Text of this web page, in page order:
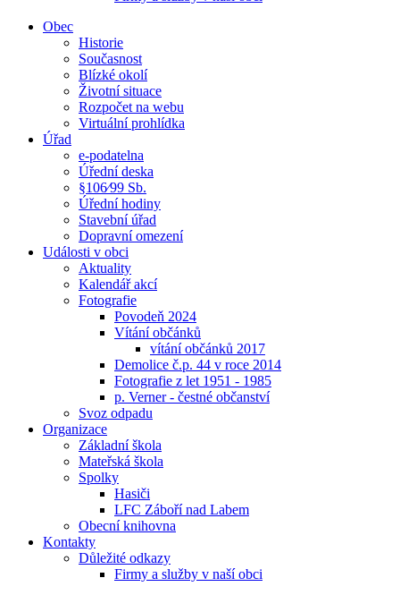
Obec
Historie
Současnost
Blízké okolí
Životní situace
Rozpočet na webu
Virtuální prohlídka
Úřad
e-podatelna
Úřední deska
§106⁄99 Sb.
Úřední hodiny
Stavební úřad
Dopravní omezení
Události v obci
Aktuality
Kalendář akcí
Fotografie
Povodeň 2024
Vítání občánků
vítání občánků 2017
Demolice č.p. 44 v roce 2014
Fotografie z let 1951 - 1985
p. Verner - čestné občanství
Svoz odpadu
Organizace
Základní škola
Mateřská škola
Spolky
Hasiči
LFC Záboří nad Labem
Obecní knihovna
Kontakty
Důležité odkazy
Firmy a služby v naší obci